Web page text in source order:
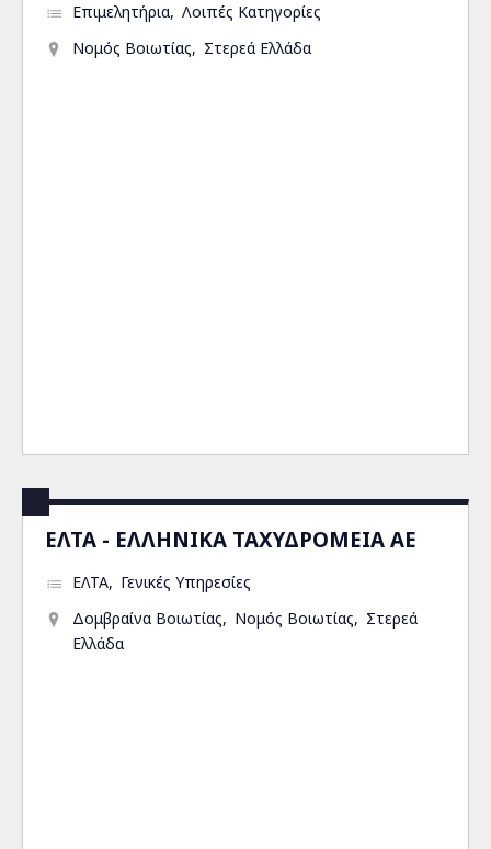
Επιμελητήρια Λοιπές Κατηγορίες
Νομός Βοιωτίας
Στερεά Ελλάδα
ΕΛΤΑ - ΕΛΛΗΝΙΚΑ ΤΑΧΥΔΡΟΜΕΙΑ ΑΕ
ΕΛΤΑ
Γενικές Υπηρεσίες
Δομβραίνα Βοιωτίας
Νομός Βοιωτίας
Στερεά
Ελλάδα